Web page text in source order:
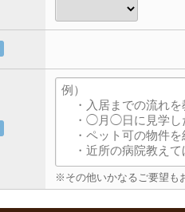
※その他いかなるご要望も